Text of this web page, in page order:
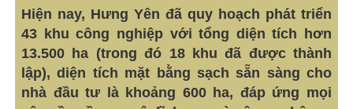
nhà đầu tư là khoảng 600 ha, đáp ứng mọi
yêu cầu về quy mô, lĩnh vực và công nghệ.
Thanh Minh